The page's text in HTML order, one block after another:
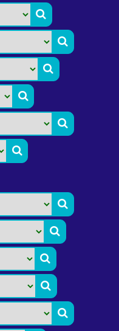










